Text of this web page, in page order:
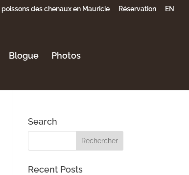
des chenaux en Mauricie Réservation EN
Blogue Photos
Search
Recent Posts